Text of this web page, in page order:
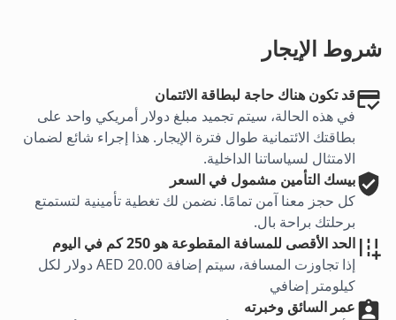
شروط الإيجار
قد تكون هناك حاجة لبطاقة الائتمان
في هذه الحالة، سيتم تجميد مبلغ دولار أمريكي واحد على
بطاقتك الائتمانية طوال فترة الإيجار. هذا إجراء شائع لضمان
الامتثال لسياساتنا الداخلية.
بيسك التأمين مشمول في السعر
كل حجز معنا آمن تمامًا. نضمن لك تغطية تأمينية لتستمتع
برحلتك براحة بال.
الحد الأقصى للمسافة المقطوعة هو 250 كم في اليوم
إذا تجاوزت المسافة، سيتم إضافة AED 20.00 دولار لكل
كيلومتر إضافي
عمر السائق وخبرته